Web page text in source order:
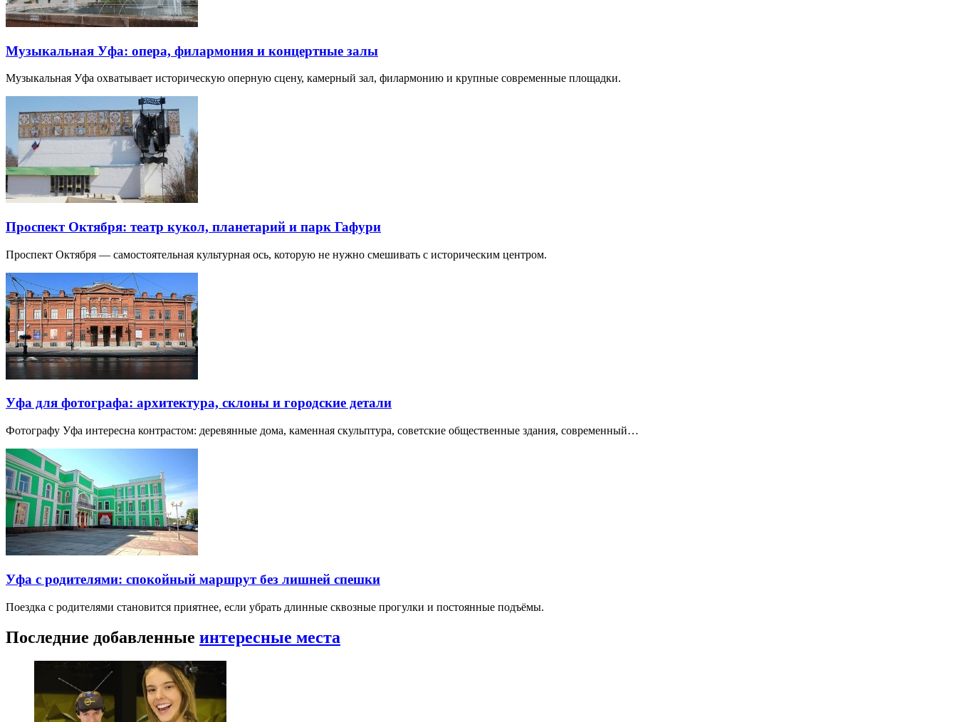
Музыкальная Уфа: опера, филармония и концертные залы
Музыкальная Уфа охватывает историческую оперную сцену, камерный зал, филармонию и крупные современные площадки.
Проспект Октября: театр кукол, планетарий и парк Гафури
Проспект Октября — самостоятельная культурная ось, которую не нужно смешивать с историческим центром.
Уфа для фотографа: архитектура, склоны и городские детали
Фотографу Уфа интересна контрастом: деревянные дома, каменная скульптура, советские общественные здания, современный…
Уфа с родителями: спокойный маршрут без лишней спешки
Поездка с родителями становится приятнее, если убрать длинные сквозные прогулки и постоянные подъёмы.
Последние добавленные интересные места